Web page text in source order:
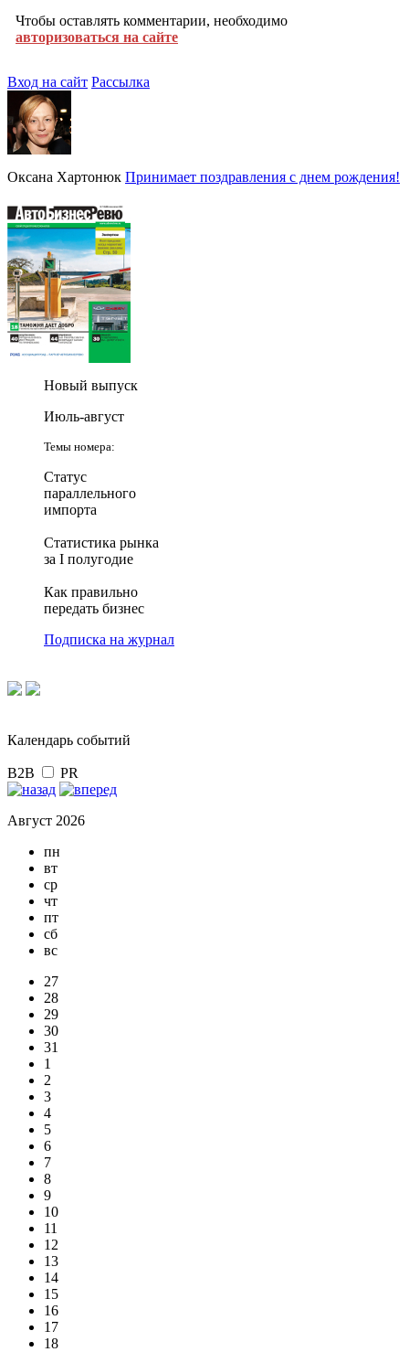
Чтобы оставлять комментарии, необходимо
авторизоваться на сайте
Вход на сайт Рассылка
Оксана Хартонюк Принимает поздравления с днем рождения!
Новый выпуск
Июль-август
Темы номера:
Статус
параллельного
импорта
Статистика рынка
за I полугодие
Как правильно
передать бизнес
Подписка на журнал
Календарь событий
B2B PR
Август 2026
пн
вт
ср
чт
пт
сб
вс
27
28
29
30
31
1
2
3
4
5
6
7
8
9
10
11
12
13
14
15
16
17
18